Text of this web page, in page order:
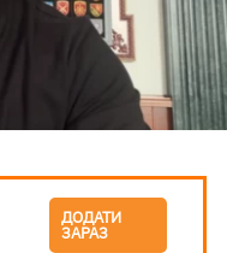
ДОДАТИ
ЗАРАЗ